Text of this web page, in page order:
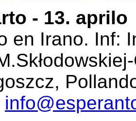
- 13. aprilo
en Irano. Inf: